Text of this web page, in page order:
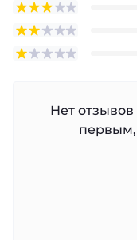
Нет отзывов
первым,